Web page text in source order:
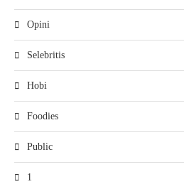
Opini
Selebritis
Hobi
Foodies
Public
1